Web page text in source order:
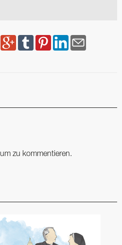
um zu kommentieren.